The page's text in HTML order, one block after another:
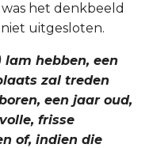
het denkbeeld
uitgesloten.
lam hebben, een
zal treden
een jaar oud,
frisse
of, indien die